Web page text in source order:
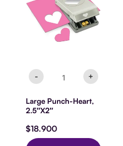
-
2.5"X2"
cantidad
+
Large Punch-Heart,
2.5″X2″
$18.900